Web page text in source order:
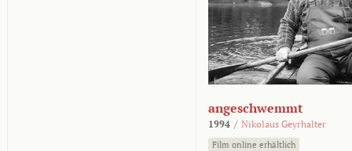
angeschwemmt
1994 / Nikolaus Geyrhalter
Film online erhältlich